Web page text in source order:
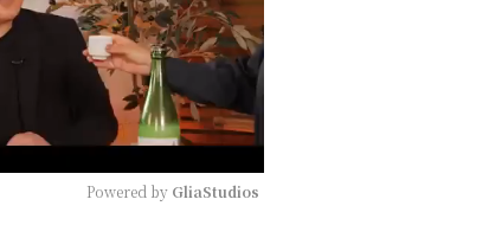
Powered by GliaStudios